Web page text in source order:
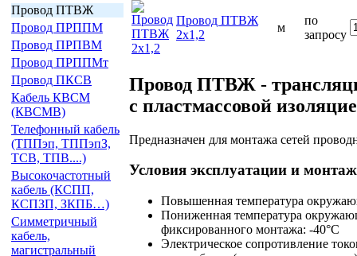
Провод ПТВЖ
Провод ПРППМ
Провод ПРПВМ
Провод ПРППМт
Провод ПКСВ
Кабель КВСМ
(КВСМВ)
Телефонный кабель
(ТППэп, ТППэпЗ,
ТСВ, ТПВ....)
Высокочастотный
кабель (КСПП,
КСПЗП, ЗКПБ…)
Симметричный
кабель,
магистральный
Провод ПТВЖ
2х1,2
м
по
запросу
Провод ПТВЖ -
с пластмассовой
Предназначен для монтажа сетей
Условия эксплуатации и
Повышенная температура
Пониженная температура
фиксированного монтажа: -40°С
Электрическое сопротивление